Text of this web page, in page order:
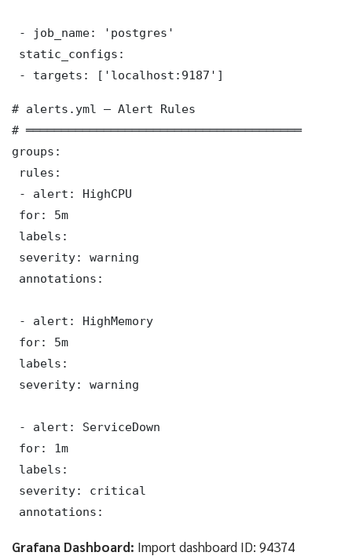
- job_name: 'postgres'
static_configs:
- targets: ['localhost:9187']
# alerts.yml — Alert Rules
# ═══════════════════════════════════════
groups:
rules:
- alert: HighCPU
for: 5m
labels:
severity: warning
annotations:
- alert: HighMemory
for: 5m
labels:
severity: warning
- alert: ServiceDown
for: 1m
labels:
severity: critical
annotations:
Grafana Dashboard: Import dashboard ID: 94374